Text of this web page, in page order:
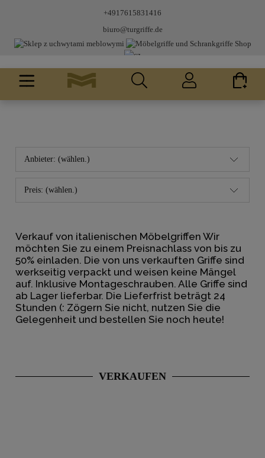
+4917615831416
biuro@turgriffe.de
Anbieter: (wählen.)
Preis: (wählen.)
Verkauf von italienischen Möbelgriffen Wir
möchten Sie zu einem Preisnachlass von bis zu
50% einladen. Die von uns verkauften Griffe sind
werkseitig verpackt und weisen keine Mängel
auf. Inklusive Montageschrauben. Alle Griffe sind
ab Lager lieferbar. Die Lieferfrist beträgt 24
Stunden (: Zögern Sie nicht, nutzen Sie die
Gelegenheit und bestellen Sie noch heute!
VERKAUFEN